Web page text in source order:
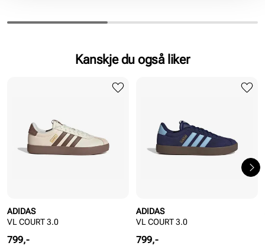
Kanskje du også liker
ADIDAS
VL COURT 3.0
Pris
799,-
ADIDAS
VL COURT 3.0
Pris
799,-